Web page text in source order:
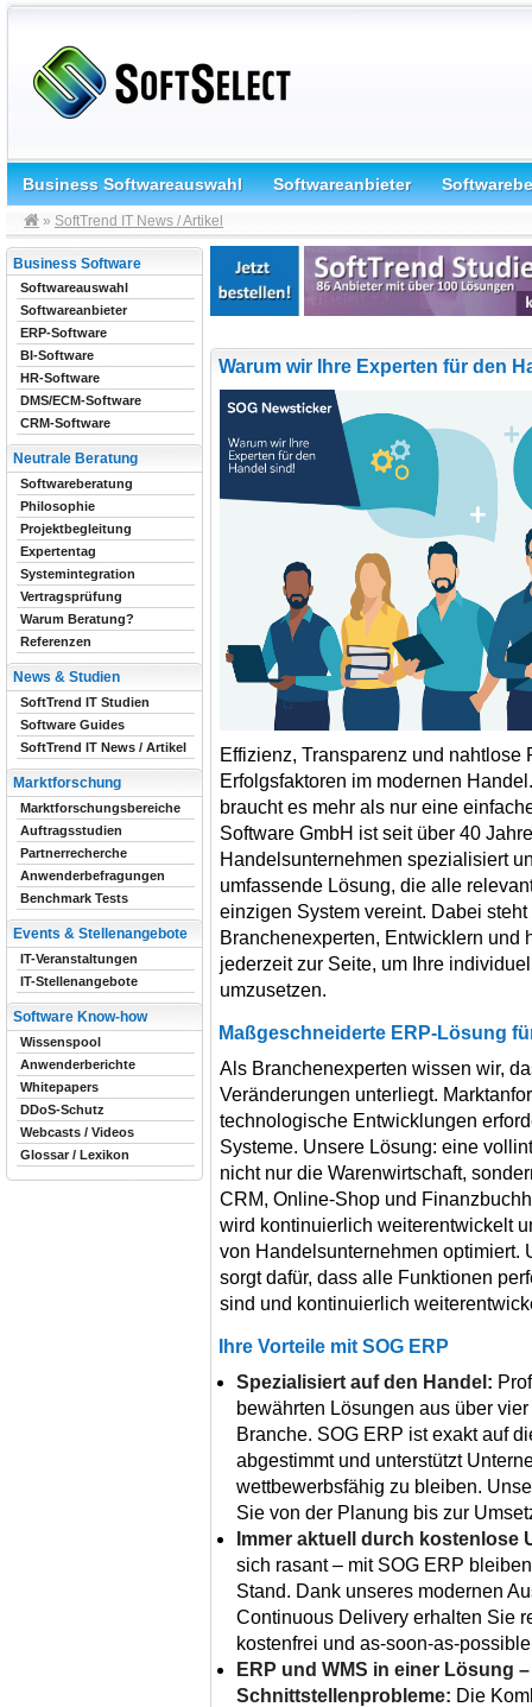
Business Softwareauswahl Softwareanbieter
» SoftTrend IT News / Artikel
Warum wir Ihre Experten für den
Effizienz, Transparenz und nahtlose
Erfolgsfaktoren im modernen
braucht es mehr als nur eine
Software GmbH ist seit über 40
Handelsunternehmen spezialisiert
umfassende Lösung, die alle
einzigen System vereint. Dabei
Branchenexperten, Entwicklern und
jederzeit zur Seite, um Ihre
umzusetzen.
Maßgeschneiderte ERP-Lösung
Als Branchenexperten wissen wir,
Veränderungen unterliegt.
technologische Entwicklungen
Systeme. Unsere Lösung: eine
nicht nur die Warenwirtschaft,
CRM, Online-Shop und
wird kontinuierlich weiterentwickelt
von Handelsunternehmen optimiert.
sorgt dafür, dass alle Funktionen
sind und kontinuierlich
Ihre Vorteile mit SOG ERP
Spezialisiert auf den Handel:
bewährten Lösungen aus über
Branche. SOG ERP ist exakt auf
abgestimmt und unterstützt
wettbewerbsfähig zu bleiben.
Sie von der Planung bis zur
Immer aktuell durch kostenlose
sich rasant – mit SOG ERP
Stand. Dank unseres modernen
Continuous Delivery erhalten Sie
kostenfrei und as-soon-as-
ERP und WMS in einer Lösung
Schnittstellenprobleme: Die
Business Software
Softwareauswahl
Softwareanbieter
ERP-Software
BI-Software
HR-Software
DMS/ECM-Software
CRM-Software
Neutrale Beratung
Softwareberatung
Philosophie
Projektbegleitung
Expertentag
Systemintegration
Vertragsprüfung
Warum Beratung?
Referenzen
News & Studien
SoftTrend IT Studien
Software Guides
SoftTrend IT News / Artikel
Marktforschung
Marktforschungsbereiche
Auftragsstudien
Partnerrecherche
Anwenderbefragungen
Benchmark Tests
Events & Stellenangebote
IT-Veranstaltungen
IT-Stellenangebote
Software Know-how
Wissenspool
Anwenderberichte
Whitepapers
DDoS-Schutz
Webcasts / Videos
Glossar / Lexikon